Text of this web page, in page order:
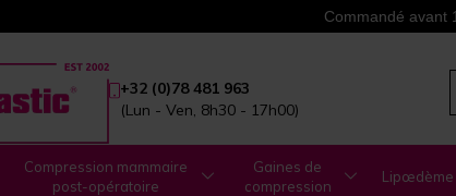
Commandé avant
+32 (0)78 481 963
(Lun - Ven, 8h30 - 17h00)
Compression mammaire
post-opératoire
Gaines de
compression
Lipœdème